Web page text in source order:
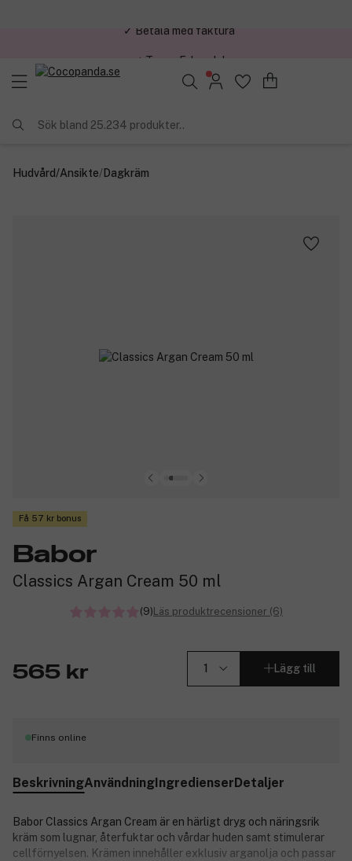
Sök bland 25.234 produkter..
Hudvård/Ansikte/Dagkräm
Få 57 kr bonus
Babor
Classics Argan Cream 50 ml
(9)Läs produktrecensioner (6)
565 kr Lägg till
Finns online
BeskrivningAnvändningIngredienserDetaljer
Babor Classics Argan Cream är en härligt dryg och näringsrik
kräm som lugnar, återfuktar och vårdar huden samt stimulerar
cellförnyelsen. Krämen innehåller exklusiv arganolja och passar